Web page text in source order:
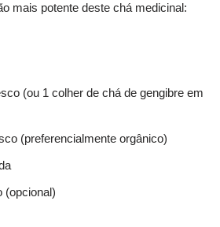
mais potente deste chá medicinal:
(ou 1 colher de chá de gengibre em
(preferencialmente orgânico)
(opcional)